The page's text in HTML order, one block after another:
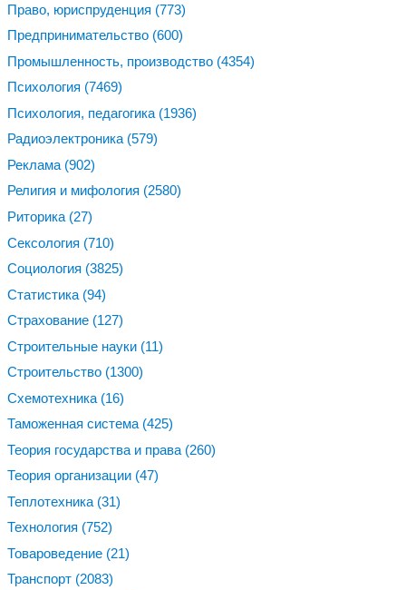
Право, юриспруденция (773)
Предпринимательство (600)
Промышленность, производство (4354)
Психология (7469)
Психология, педагогика (1936)
Радиоэлектроника (579)
Реклама (902)
Религия и мифология (2580)
Риторика (27)
Сексология (710)
Социология (3825)
Статистика (94)
Страхование (127)
Строительные науки (11)
Строительство (1300)
Схемотехника (16)
Таможенная система (425)
Теория государства и права (260)
Теория организации (47)
Теплотехника (31)
Технология (752)
Товароведение (21)
Транспорт (2083)